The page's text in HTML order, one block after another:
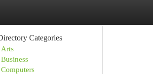
Categories
Arts
Business
Computers